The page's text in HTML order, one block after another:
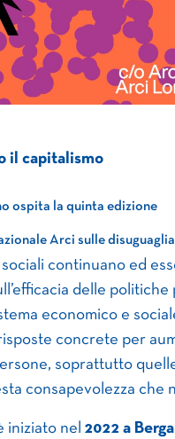
il capitalismo
ospita la quinta edizione
Arci sulle
sociali continuano ed
delle politiche
economico e
concrete per
soprattutto
consapevolezza che
iniziato nel 2022 a